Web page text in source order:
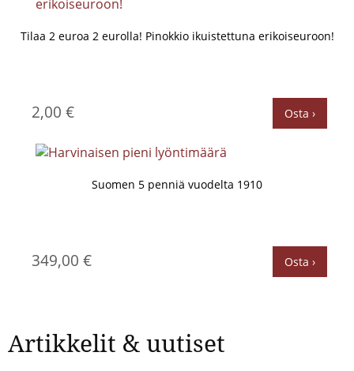
Tilaa 2 euroa 2 eurolla! Pinokkio ikuistettuna erikoiseuroon!
2,00 € Osta ›
Suomen 5 penniä vuodelta 1910
349,00 € Osta ›
Artikkelit & uutiset